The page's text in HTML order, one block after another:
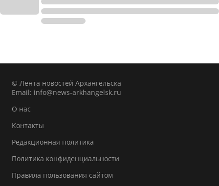
© Лента новостей Архангельска
Email: info@news-arkhangelsk.ru
О нас
Контакты
Редакционная политика
Политика конфиденциальности
Правила пользования сайтом